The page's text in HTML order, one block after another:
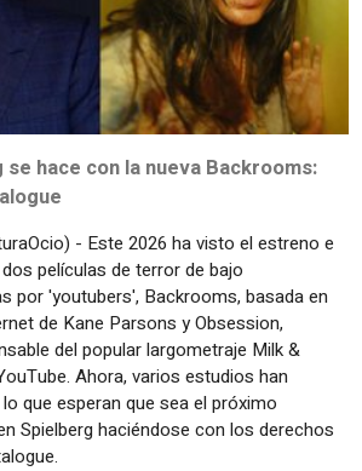
hace con la nueva Backrooms:
- Este 2026 ha visto el estreno e
películas de terror de bajo
por 'youtubers', Backrooms, basada en
de Kane Parsons y Obsession,
del popular largometraje Milk &
Ahora, varios estudios han
que esperan que sea el próximo
Spielberg haciéndose con los derechos